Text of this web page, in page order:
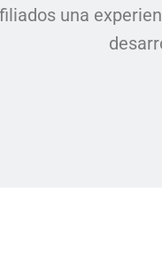
una